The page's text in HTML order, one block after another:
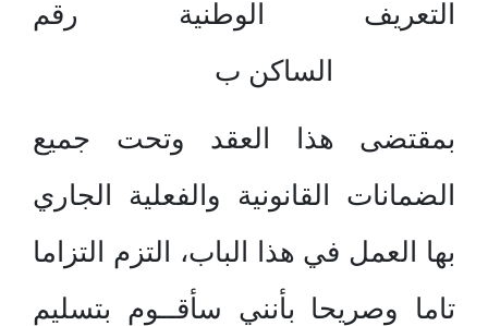
التعريف الوطنية رقم
الساكن ب
بمقتضى هذا العقد وتحت جميع
الضمانات القانونية والفعلية الجاري
بها العمل في هذا الباب، التزم التزاما
تاما وصريحا بأنني سأقــوم بتسليم